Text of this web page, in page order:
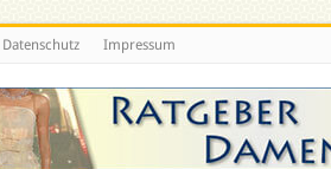
Datenschutz Impressum